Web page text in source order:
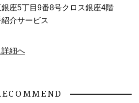
座5丁目9番8号クロス銀座4階
介サービス
細へ